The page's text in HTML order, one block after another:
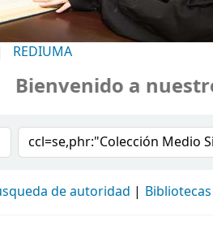
REDIUMA
a nuestro
Buscar en el catálogo
de autoridad Bibliotecas